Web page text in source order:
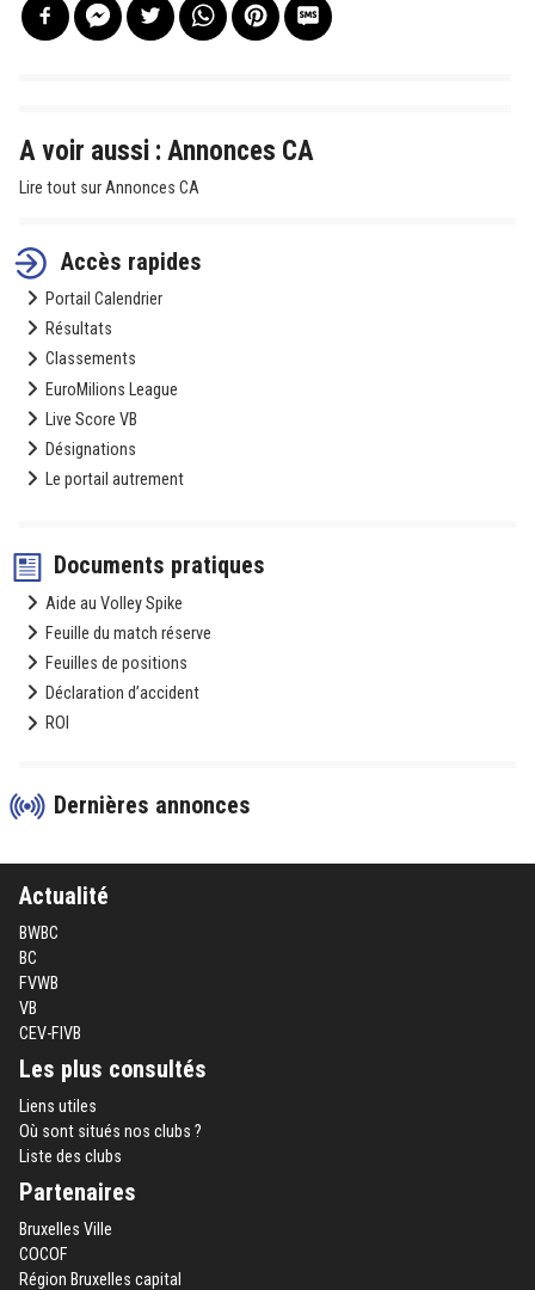
A voir aussi : Annonces CA
Lire tout sur Annonces CA
Accès rapides
Portail Calendrier
Résultats
Classements
EuroMilions League
Live Score VB
Désignations
Le portail autrement
Documents pratiques
Aide au Volley Spike
Feuille du match réserve
Feuilles de positions
Déclaration d’accident
ROI
Dernières annonces
Actualité
BWBC
BC
FVWB
VB
CEV-FIVB
Les plus consultés
Liens utiles
Où sont situés nos clubs ?
Liste des clubs
Partenaires
Bruxelles Ville
COCOF
Région Bruxelles capital